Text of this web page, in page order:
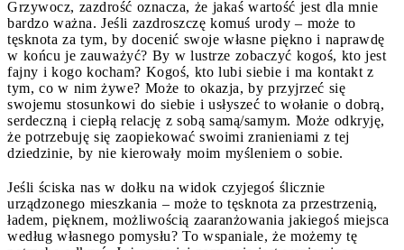
Grzywocz, zazdrość oznacza, że jakaś wartość jest dla mnie
bardzo ważna. Jeśli zazdroszczę komuś urody – może to
tęsknota za tym, by docenić swoje własne piękno i naprawdę
w końcu je zauważyć? By w lustrze zobaczyć kogoś, kto jest
fajny i kogo kocham? Kogoś, kto lubi siebie i ma kontakt z
tym, co w nim żywe? Może to okazja, by przyjrzeć się
swojemu stosunkowi do siebie i usłyszeć to wołanie o dobrą,
serdeczną i ciepłą relację z sobą samą/samym. Może odkryję,
że potrzebuję się zaopiekować swoimi zranieniami z tej
dziedzinie, by nie kierowały moim myśleniem o sobie.
Jeśli ściska nas w dołku na widok czyjegoś ślicznie
urządzonego mieszkania – może to tęsknota za przestrzenią,
ładem, pięknem, możliwością zaaranżowania jakiegoś miejsca
według własnego pomysłu? To wspaniale, że możemy tę